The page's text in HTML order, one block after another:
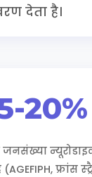
देता है।
20%
(AGEFIPH, फ्रांस